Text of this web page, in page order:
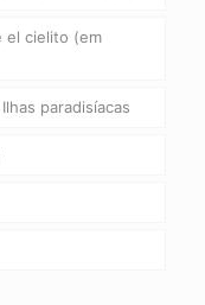
el cielito (em
paradisíacas